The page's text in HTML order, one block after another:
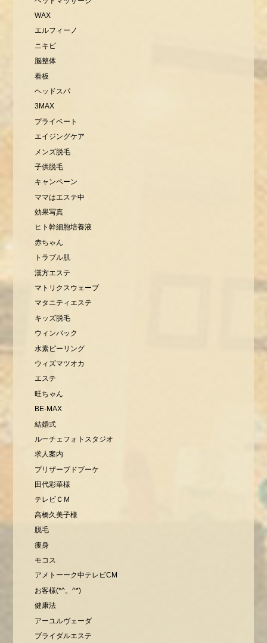
WAX
エルフィーノ
ニキビ
脳整体
看板
ヘッドスパ
3MAX
プライベート
エイジングケア
メンズ脱毛
子供脱毛
キャンペーン
ママはエステ中
効果写真
ヒト幹細胞培養液
赤ちゃん
トラブル肌
漢方エステ
マトリクスウェーブ
マタニティエステ
キッズ脱毛
ウィンバック
水素ピーリング
ウィズマツオカ
エステ
旺ちゃん
BE-MAX
結婚式
ルーチェフォトスタジオ
求人案内
プリザーブドブーケ
田代彩華様
テレビＣＭ
高橋久美子様
脱毛
痩身
モコス
アメトーーク中テレビCM
お客様(*^。^*)
健康法
アーユルヴェーダ
ブライダルエステ